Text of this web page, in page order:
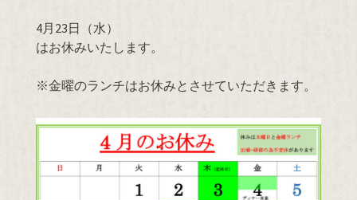
4月23日（水）
はお休みいたします。
※金曜のランチはお休みとさせていただきます。